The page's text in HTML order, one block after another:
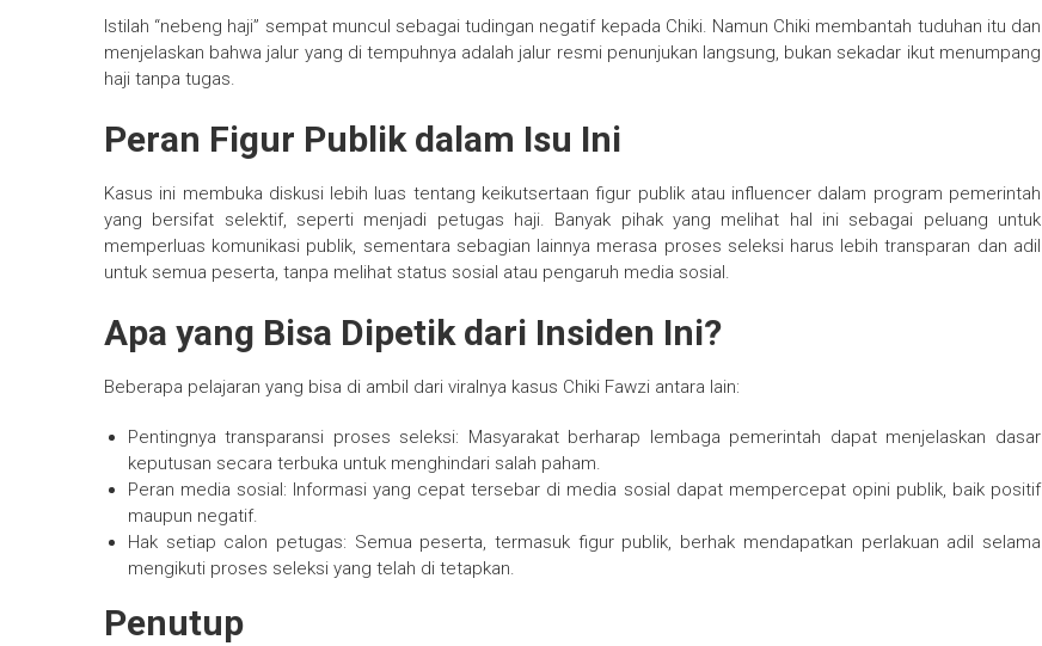
Istilah “nebeng haji” sempat muncul sebagai tudingan negatif kepada Chiki. Namun Chiki membantah tuduhan itu dan
menjelaskan bahwa jalur yang di tempuhnya adalah jalur resmi penunjukan langsung, bukan sekadar ikut menumpang
haji tanpa tugas.
Peran Figur Publik dalam Isu Ini
Kasus ini membuka diskusi lebih luas tentang keikutsertaan figur publik atau influencer dalam program pemerintah
yang bersifat selektif, seperti menjadi petugas haji. Banyak pihak yang melihat hal ini sebagai peluang untuk
memperluas komunikasi publik, sementara sebagian lainnya merasa proses seleksi harus lebih transparan dan adil
untuk semua peserta, tanpa melihat status sosial atau pengaruh media sosial.
Apa yang Bisa Dipetik dari Insiden Ini?
Beberapa pelajaran yang bisa di ambil dari viralnya kasus Chiki Fawzi antara lain:
Pentingnya transparansi proses seleksi: Masyarakat berharap lembaga pemerintah dapat menjelaskan dasar
keputusan secara terbuka untuk menghindari salah paham.
Peran media sosial: Informasi yang cepat tersebar di media sosial dapat mempercepat opini publik, baik positif
maupun negatif.
Hak setiap calon petugas: Semua peserta, termasuk figur publik, berhak mendapatkan perlakuan adil selama
mengikuti proses seleksi yang telah di tetapkan.
Penutup